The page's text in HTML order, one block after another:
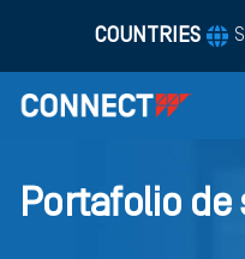
COUNTRIES
Portafolio de